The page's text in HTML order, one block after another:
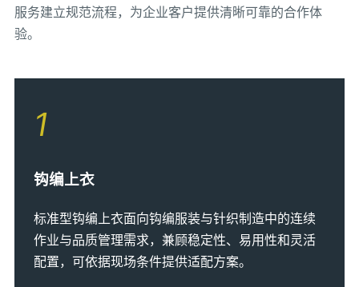
服务建立规范流程，为企业客户提供清晰可靠的合作体
验。
1
钩编上衣
标准型钩编上衣面向钩编服装与针织制造中的连续
作业与品质管理需求，兼顾稳定性、易用性和灵活
配置，可依据现场条件提供适配方案。